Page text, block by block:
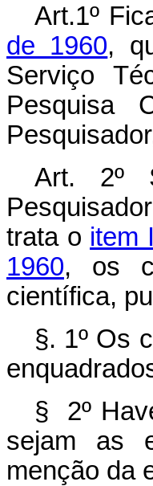
Art.1º
de 1960,
Serviço
Pesquisa
Art. 2º
trata o item
1960, os
científica,
§. 1º Os
§ 2º
sejam as
menção da